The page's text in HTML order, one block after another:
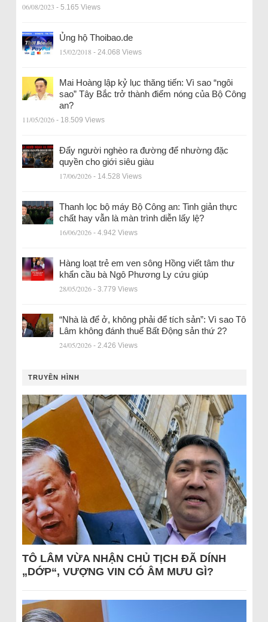
06/08/2023 - 5.165 Views
Ủng hộ Thoibao.de
15/02/2018 - 24.068 Views
Mai Hoàng lập kỷ lục thăng tiến: Vì sao “ngôi
sao” Tây Bắc trở thành điểm nóng của Bộ Công
an?
11/05/2026 - 18.509 Views
Đẩy người nghèo ra đường để nhường đặc
quyền cho giới siêu giàu
17/06/2026 - 14.528 Views
Thanh lọc bộ máy Bộ Công an: Tinh giản thực
chất hay vẫn là màn trình diễn lấy lệ?
16/06/2026 - 4.942 Views
Hàng loạt trẻ em ven sông Hồng viết tâm thư
khẩn cầu bà Ngô Phương Ly cứu giúp
28/05/2026 - 3.779 Views
“Nhà là để ở, không phải để tích sản”: Vì sao Tô
Lâm không đánh thuế Bất Động sản thứ 2?
24/05/2026 - 2.426 Views
TRUYỀN HÌNH
TÔ LÂM VỪA NHẬN CHỦ TỊCH ĐÃ DÍNH
„DỚP“, VƯỢNG VIN CÓ ÂM MƯU GÌ?